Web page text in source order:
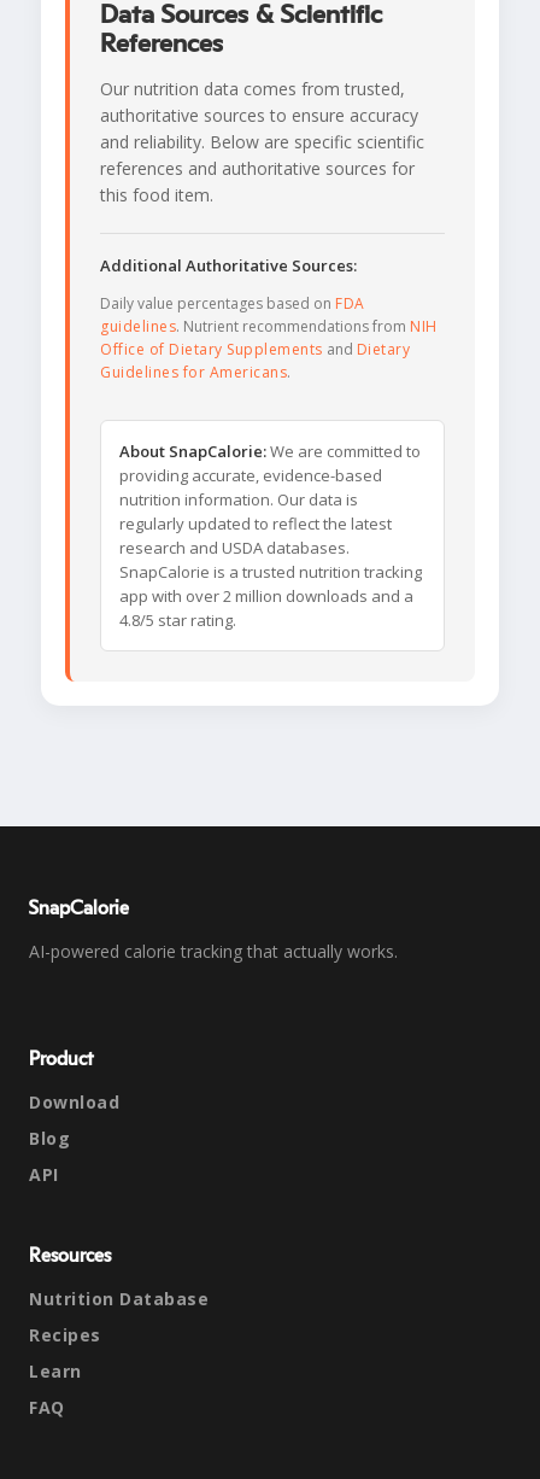
Data Sources & Scientific
References
Our nutrition data comes from trusted,
authoritative sources to ensure accuracy
and reliability. Below are specific scientific
references and authoritative sources for
this food item.
Additional Authoritative Sources:
Daily value percentages based on FDA
guidelines. Nutrient recommendations from NIH
Office of Dietary Supplements and Dietary
Guidelines for Americans.
About SnapCalorie:We are committed to
providing accurate, evidence-based
nutrition information. Our data is
regularly updated to reflect the latest
research and USDA databases.
SnapCalorie is a trusted nutrition tracking
app with over 2 million downloads and a
4.8/5 star rating.
SnapCalorie
AI-powered calorie tracking that actually works.
Product
Download
Blog
API
Resources
Nutrition Database
Recipes
Learn
FAQ